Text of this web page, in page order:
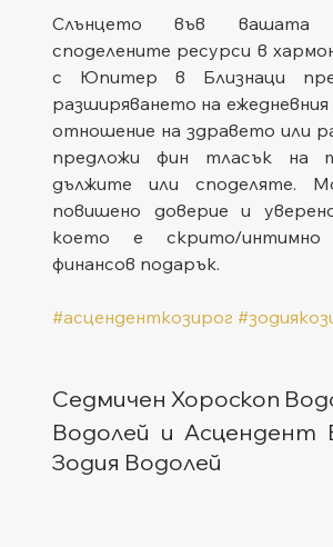
Слънцето във вашата
споделените ресурси в
с Юпитер в Близнаци
разширяването на
отношение на здравето или
предложи фин тласък на
дължите или споделяте.
повишено доверие и
което е скрито/
финансов подарък.
#асценденткозирог
Седмичен Хороскоп
Водолей и Асцендент
Зодия Водолей